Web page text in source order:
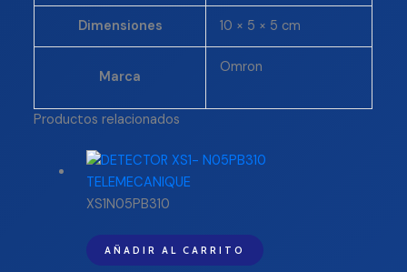
Dimensiones 10 × 5 × 5 cm
Marca
Omron
Productos relacionados
XS1N05PB310
AÑADIR AL CARRITO